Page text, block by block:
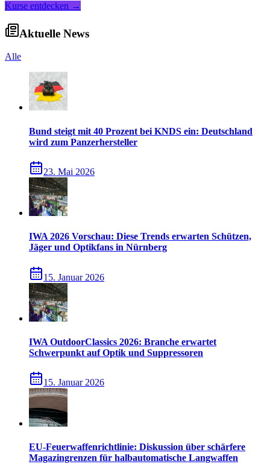
Kurse entdecken →
Aktuelle News
Alle
Bund steigt mit 40 Prozent bei KNDS ein: Deutschland
wird zum Panzerhersteller
23. Mai 2026
IWA 2026 Vorschau: Diese Trends erwarten Schützen,
Jäger und Optikfans in Nürnberg
15. Januar 2026
IWA OutdoorClassics 2026: Branche erwartet
Schwerpunkt auf Optik und Suppressoren
15. Januar 2026
EU-Feuerwaffenrichtlinie: Diskussion über schärfere
Magazingrenzen für halbautomatische Langwaffen